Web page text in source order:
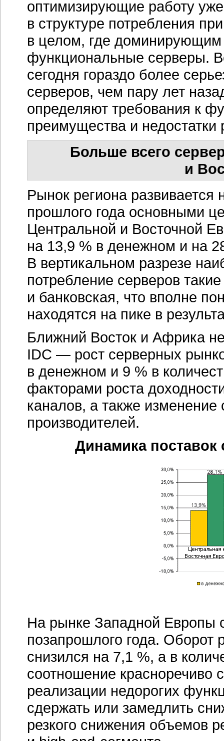
оптимизирующие работу
в структуре потребления
в целом, где доминирующим
функциональные серверы.
сегодня гораздо более
серверов, чем пару лет
определяют требования к
преимущества и
Больше всего
и
Рынок региона
прошлого года основными
Центральной и Восточной
на 13,9 % в денежном и на
В вертикальном разрезе
потребление серверов
и банковская, что вполне
находятся на пике в
Ближний Восток и Африка
IDC — рост серверных
в денежном и 9 % в
факторами роста
каналов, а также
производителей.
Динамика поставок
На рынке Западной Европы
позапрошлого года.
снизился на 7,1 %, а в
соотношение красноречиво
реализации недорогих
сдержать или замедлить
резкого снижения объемов